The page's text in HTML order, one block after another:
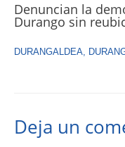
Denuncian la
Durango sin
DURANGALDEA
Deja un